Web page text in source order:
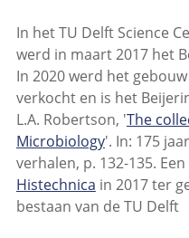
In het TU Delft Science
werd in maart 2017 het
In 2020 werd het
verkocht en is het
L.A. Robertson, 'The
Microbiology'. In: 175
verhalen, p. 132-135.
Histechnica in 2017 ter
bestaan van de TU Delft